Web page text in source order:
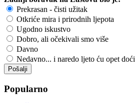
Prekrasan - čisti užitak
Otkriće mira i prirodnih ljepota
Ugodno iskustvo
Dobro, ali očekivali smo više
Davno
Nedavno... i naredo ljeto ću opet doći
Popularno